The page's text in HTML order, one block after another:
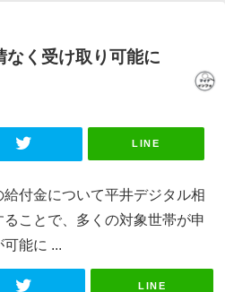
なく受け取り可能に
LINE
付金について平井デジタル相
ることで、多くの対象世帯が申
能に ...
LINE